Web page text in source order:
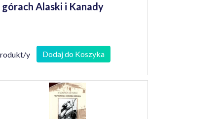
Alaski i Kanady
y Dodaj do Koszyka